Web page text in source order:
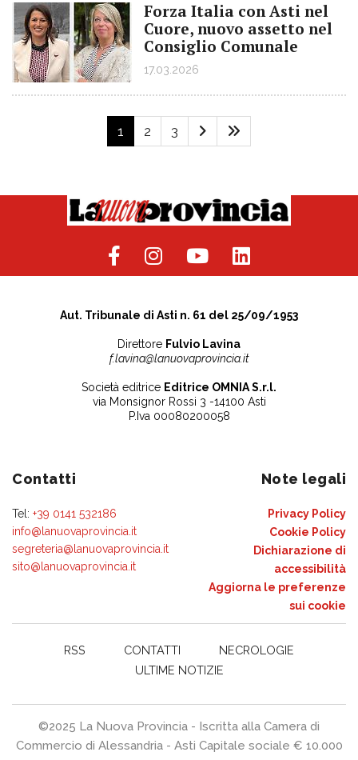
Forza Italia con Asti nel
Cuore, nuovo assetto nel
Consiglio Comunale
17.03.2026
1 2 3
Aut. Tribunale di Asti n. 61 del 25/09/1953
Direttore Fulvio Lavina
f.lavina@lanuovaprovincia.it
Società editrice Editrice OMNIA S.r.l.
via Monsignor Rossi 3 -14100 Asti
P.Iva 00080200058
Contatti
Tel: +39 0141 532186
info@lanuovaprovincia.it
segreteria@lanuovaprovincia.it
sito@lanuovaprovincia.it
Note legali
Privacy Policy
Cookie Policy
Dichiarazione di
accessibilità
Aggiorna le preferenze
sui cookie
RSS CONTATTI
NECROLOGIE
ULTIME NOTIZIE
©2025 La Nuova Provincia - Iscritta alla Camera di
Commercio di Alessandria - Asti Capitale sociale € 10.000